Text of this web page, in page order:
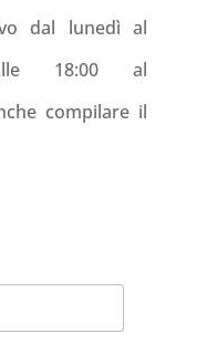
dal lunedì al
18:00 al
compilare il